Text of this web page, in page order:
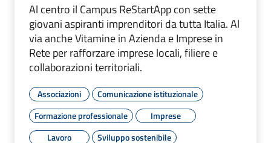
Al centro il Campus ReStartApp con sette
giovani aspiranti imprenditori da tutta Italia. Al
via anche Vitamine in Azienda e Imprese in
Rete per rafforzare imprese locali, filiere e
collaborazioni territoriali.
Associazioni
Comunicazione istituzionale
Formazione professionale
Imprese
Lavoro
Sviluppo sostenibile